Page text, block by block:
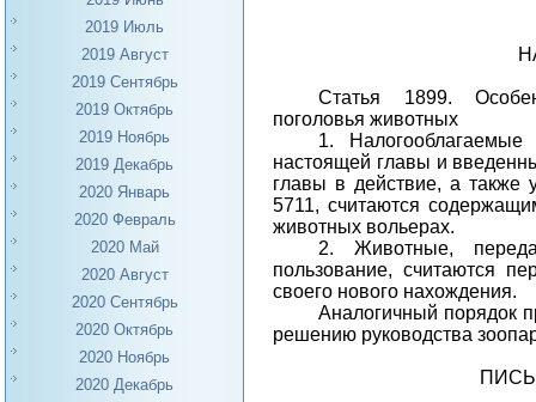
2019 Июль
2019 Август
2019 Сентябрь
2019 Октябрь
2019 Ноябрь
2019 Декабрь
2020 Январь
2020 Февраль
2020 Май
2020 Август
2020 Сентябрь
2020 Октябрь
2020 Ноябрь
2020 Декабрь
Статья 1899.
поголовья животных
1.
настоящей главы и
главы в действие, а также
5711, считаются
животных вольерах.
2. Животные,
пользование, считаются
своего нового нахождения.
Аналогичный порядок
решению руководства